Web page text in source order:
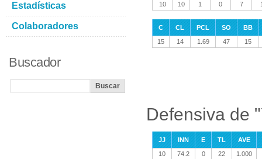
10
10 1 0 7
C CL PCL SO
BB
15
14 1.69 47 15
Defensiva de
JJ INN E TL
AVE
10
74.2 0 22 1.000
Estadísticas
Colaboradores
Buscador